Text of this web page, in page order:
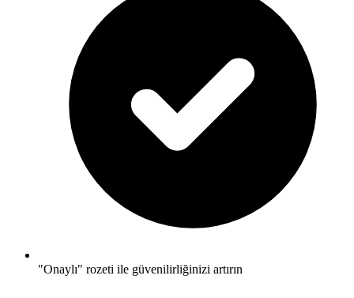
"Onaylı" rozeti ile güvenilirliğinizi artırın